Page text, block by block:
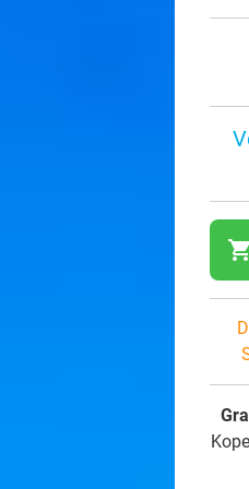
shopping_cart